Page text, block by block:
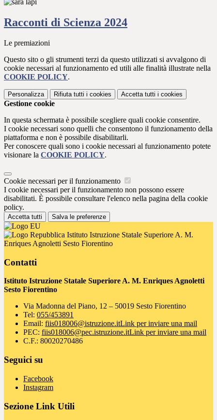
Racconti di Scienza 2024
Le premiazioni
Questo sito o gli strumenti terzi da questo utilizzati si avvalgono di
cookie necessari al funzionamento ed utili alle finalità illustrate nella
COOKIE POLICY.
Personalizza Rifiuta tutti i cookies Accetta tutti i cookies
Gestione cookie
In questa schermata è possibile scegliere quali cookie consentire.
I cookie necessari sono quelli che consentono il funzionamento della
piattaforma e non è possibile disabilitarli.
Per conoscere quali sono i cookie necessari al funzionamento potete
visionare la COOKIE POLICY.
Cookie necessari per il funzionamento
I cookie necessari per il funzionamento non possono essere
disabilitati. È possibile consultare l'elenco nella pagina della cookie
policy.
Accetta tutti Salva le preferenze
Istituto Istruzione Statale Superiore A. M.
Enriques Agnoletti Sesto Fiorentino
Contatti
Istituto Istruzione Statale Superiore A. M. Enriques Agnoletti
Sesto Fiorentino
Via Madonna del Piano, 12 – 50019 Sesto Fiorentino
Tel: 055/453891
Email: fiis018006@istruzione.itLink per inviare una mail
PEC: fiis018006@pec.istruzione.itLink per inviare una mail
C.F.: 80020270486
Seguici su
Facebook
Instagram
Sezione Link Utili